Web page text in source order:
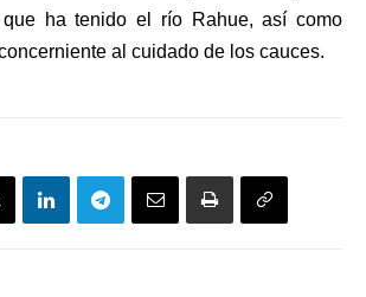
que ha tenido el río Rahue, así como
al cuidado de los cauces.